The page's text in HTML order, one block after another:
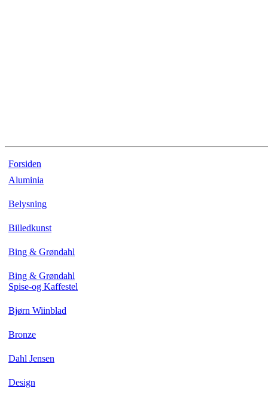
Forsiden
Aluminia
Belysning
Billedkunst
Bing & Grøndahl
Bing & Grøndahl
Spise-og Kaffestel
Bjørn Wiinblad
Bronze
Dahl Jensen
Design